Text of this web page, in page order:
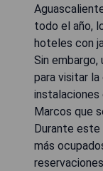
todo el año,
hoteles con
Sin
para visitar
instalaciones
Marcos que
Durante
más